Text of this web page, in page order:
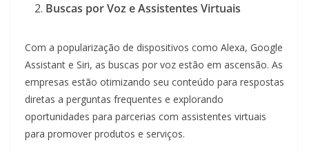
Buscas por Voz e Assistentes Virtuais
Com a popularização de dispositivos como Alexa, Google
Assistant e Siri, as buscas por voz estão em ascensão. As
empresas estão otimizando seu conteúdo para respostas
diretas a perguntas frequentes e explorando
oportunidades para parcerias com assistentes virtuais
para promover produtos e serviços.